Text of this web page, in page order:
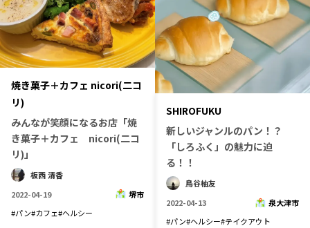
焼き菓子＋カフェ nicori(二コ
リ)
みんなが笑顔になるお店「焼
き菓子＋カフェ nicori(二コ
リ)」
板西 清香
2022-04-19
堺市
#パン#カフェ#ヘルシー
SHIROFUKU
新しいジャンルのパン！？
「しろふく」の魅力に迫
る！！
鳥谷柚友
2022-04-13
泉大津市
#パン#ヘルシー#テイクアウト